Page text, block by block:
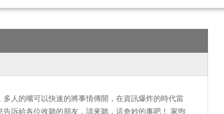
人的嘴可以快速的將事情傳開，在資訊爆炸的時代當
訴給各位收聽的朋友，請來聽，這奇妙的事吧！ 家煦